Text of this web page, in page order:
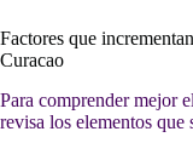
Factores que
Curacao
Para comprender mejor el
revisa los elementos